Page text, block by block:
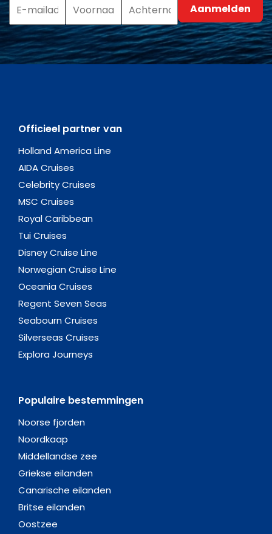
Officieel partner van
Holland America Line
AIDA Cruises
Celebrity Cruises
MSC Cruises
Royal Caribbean
Tui Cruises
Disney Cruise Line
Norwegian Cruise Line
Oceania Cruises
Regent Seven Seas
Seabourn Cruises
Silverseas Cruises
Explora Journeys
Populaire bestemmingen
Noorse fjorden
Noordkaap
Middellandse zee
Griekse eilanden
Canarische eilanden
Britse eilanden
Oostzee